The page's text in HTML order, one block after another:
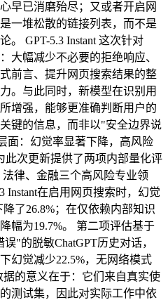
早已消磨殆尽；又或者开启网
一堆松散的链接列表，而不是
。 GPT-5.3 Instant 这次针对
大幅减少不必要的拒绝响应、
前言、提升网页搜索结果的整
。与此同时，新模型在识别用
增强，能够更准确判断用户的
键的信息，而非以"安全边界说
面：幻觉率显著下降，高风险
此次更新提供了两项内部量化评
律、金融三个高风险专业领
Instant在启用网页搜索时，幻觉
降了26.8%；在仅依赖内部知识
幅为19.7%。 第二项评估基于
"的脱敏ChatGPT历史对话，
幻觉减少22.5%，无网络模式
据的意义在于：它们来自真实使
测试集，因此对实际工作中依